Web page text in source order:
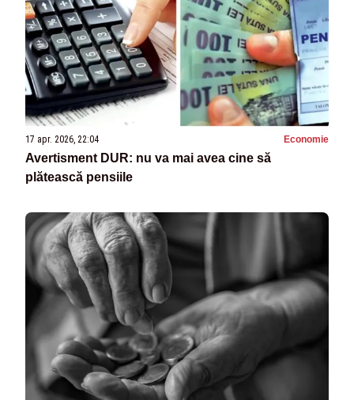
17 apr. 2026, 22:04 Economie
Avertisment DUR: nu va mai avea cine să
plătească pensiile